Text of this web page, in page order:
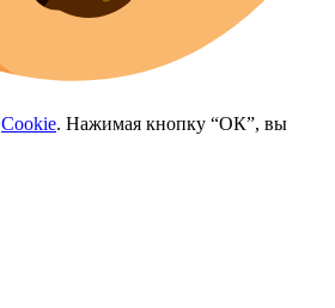
Cookie. Нажимая кнопку “ОК”, вы